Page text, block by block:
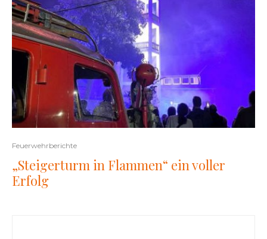
Feuerwehrberichte
„Steigerturm in Flammen“ ein voller
Erfolg